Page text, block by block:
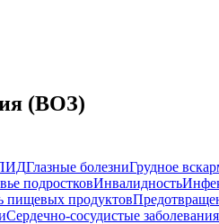
(ВОЗ)
Глазные болезниГрудное
подростковИнвалидность
пищевых продуктов
Сердечно-сосудистые заболевания